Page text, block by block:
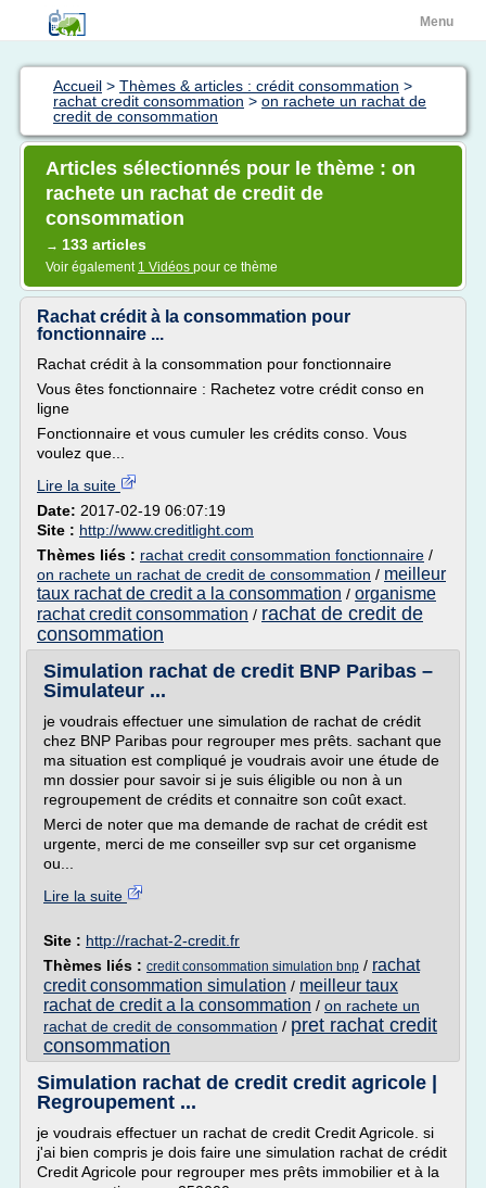
Menu
Accueil > Thèmes & articles : crédit consommation >
rachat credit consommation > on rachete un rachat de
credit de consommation
Articles sélectionnés pour le thème : on
rachete un rachat de credit de
consommation
→ 133 articles
Voir également 1 Vidéos pour ce thème
Rachat crédit à la consommation pour
fonctionnaire ...
Rachat crédit à la consommation pour fonctionnaire
Vous êtes fonctionnaire : Rachetez votre crédit conso en
ligne
Fonctionnaire et vous cumuler les crédits conso. Vous
voulez que...
Lire la suite
Date: 2017-02-19 06:07:19
Site : http://www.creditlight.com
Thèmes liés : rachat credit consommation fonctionnaire /
on rachete un rachat de credit de consommation / meilleur
taux rachat de credit a la consommation / organisme
rachat credit consommation / rachat de credit de
consommation
Simulation rachat de credit BNP Paribas –
Simulateur ...
je voudrais effectuer une simulation de rachat de crédit
chez BNP Paribas pour regrouper mes prêts. sachant que
ma situation est compliqué je voudrais avoir une étude de
mn dossier pour savoir si je suis éligible ou non à un
regroupement de crédits et connaitre son coût exact.
Merci de noter que ma demande de rachat de crédit est
urgente, merci de me conseiller svp sur cet organisme
ou...
Lire la suite
Site : http://rachat-2-credit.fr
Thèmes liés : credit consommation simulation bnp / rachat
credit consommation simulation / meilleur taux
rachat de credit a la consommation / on rachete un
rachat de credit de consommation / pret rachat credit
consommation
Simulation rachat de credit credit agricole |
Regroupement ...
je voudrais effectuer un rachat de credit Credit Agricole. si
j'ai bien compris je dois faire une simulation rachat de crédit
Credit Agricole pour regrouper mes prêts immobilier et à la